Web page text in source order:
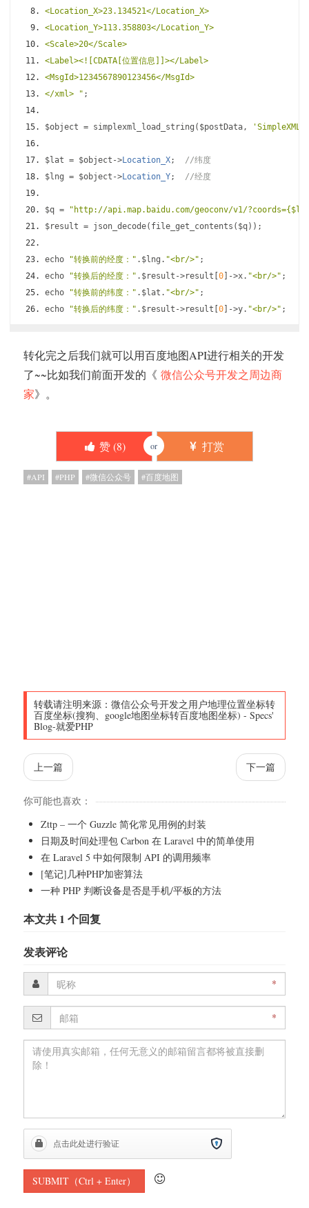
<Location_X>23.134521</Location_X>
<Location_Y>113.358803</Location_Y>
<Scale>20</Scale>
<Label><![CDATA[位置信息]]></Label>
<MsgId>1234567890123456</MsgId>
</xml> " ;
$object = simplexml_load_string ( $postData,
$lat = $object ->Location_X;
//纬度
$lng = $object ->Location_Y; //经度
$q =
"http://api.map.baidu.com/geoconv/v1/
$result = json_decode( file_get_contents ( $q));
echo "转换前的经度：" . $lng . "<br/>" ;
echo
"转换后的经度：" . $result ->result 0 ]->x. "<br/>" ;
echo
"转换前的纬度：" . $lat . "<br/>" ;
echo
"转换后的纬度：" . $result ->result 0 ]->y. "<br/>" ;
转化完之后我们就可以用百度地图API进行相关的开发
了~~比如我们前面开发的《 微信公众号开发之周边商
家》。
赞 (8) or 打赏
API PHP 微信公众号 百度地图
转载请注明来源： 微信公众号开发之用户地理位置坐标转
百度坐标(搜狗、google地图坐标转百度地图坐标) - Specs'
Blog-就爱PHP
上一篇 下一篇
你可能也喜欢：
Zttp – 一个 Guzzle 简化常见用例的封装
日期及时间处理包 Carbon 在 Laravel 中的简单使用
在 Laravel 5 中如何限制 API 的调用频率
[笔记]几种PHP加密算法
一种 PHP 判断设备是否是手机/平板的方法
本文共 1 个回复
发表评论
*
*